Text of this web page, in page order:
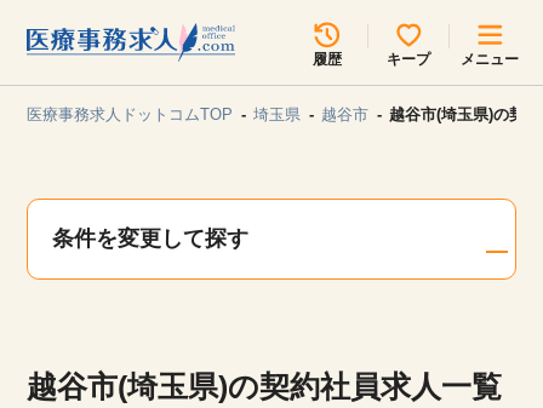
履歴 キープ メニュー
医療事務求人ドットコムTOP 埼玉県 越谷市 越谷市(埼玉県)の契
条件を変更して探す
越谷市(埼玉県)の契約社員求人一覧
所在地のエリアを選択してください
各支店担当よりご連絡させていただきます。
関東
甲信越・北陸 中国・四国